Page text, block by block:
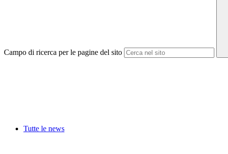
Campo di ricerca per le pagine del sito
Tutte le news